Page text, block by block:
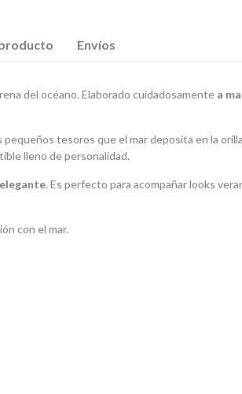
Envíos
del océano. Elaborado cuidadosamente a
tesoros que el mar deposita en la
lleno de personalidad.
. Es perfecto para acompañar looks
con el mar.